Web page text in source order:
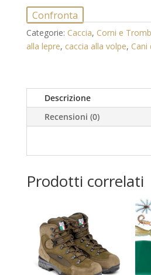
Cervo
con
laccio
Confronta
Categorie: Caccia, Corni e
alla lepre, caccia alla volpe, Cani
Descrizione
Recensioni (0)
Prodotti correlati